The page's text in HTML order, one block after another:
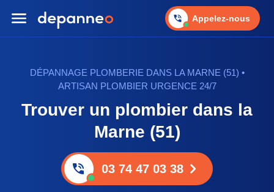
Appelez-nous
DÉPANNAGE PLOMBERIE DANS LA MARNE (51) •
ARTISAN PLOMBIER URGENCE 24/7
Trouver un plombier dans la
Marne (51)
03 74 47 03 38